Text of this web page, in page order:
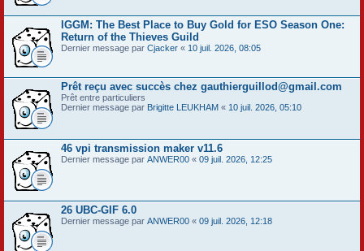
IGGM: The Best Place to Buy Gold for ESO Season One:
Return of the Thieves Guild
Dernier message par Cjacker « 10 juil. 2026, 08:05
Prêt reçu avec succès chez gauthierguillod@gmail.com
Prêt entre particuliers
Dernier message par Brigitte LEUKHAM « 10 juil. 2026, 05:10
46 vpi transmission maker v11.6
Dernier message par ANWER00 « 09 juil. 2026, 12:25
26 UBC-GIF 6.0
Dernier message par ANWER00 « 09 juil. 2026, 12:18